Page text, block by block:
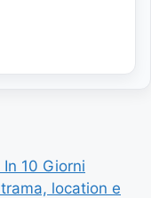
10 Giorni
location e